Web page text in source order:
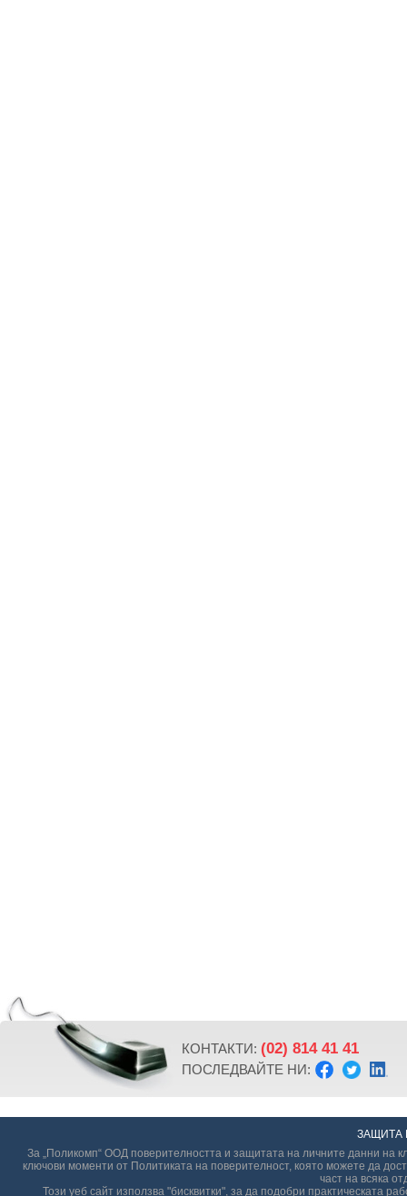
ЗАЩИТА
За „Поликомп“ ООД поверителността и защитата на личните данни на
ключови моменти от Политиката на поверителност, която можете да
част на всяка
Този уеб сайт използва "бисквитки", за да подобри практическата
КОНТАКТИ: (02) 814 41 41
ПОСЛЕДВАЙТЕ НИ: